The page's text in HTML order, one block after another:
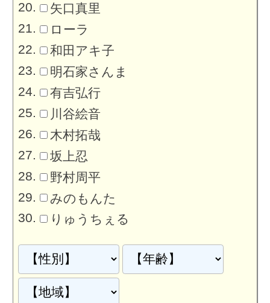
矢口真里
ローラ
和田アキ子
明石家さんま
有吉弘行
川谷絵音
木村拓哉
坂上忍
野村周平
みのもんた
りゅうちぇる